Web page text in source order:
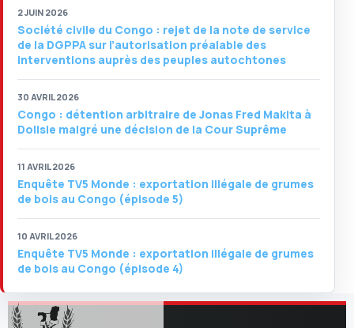
2 JUIN 2026
Société civile du Congo : rejet de la note de service
de la DGPPA sur l’autorisation préalable des
interventions auprès des peuples autochtones
30 AVRIL 2026
Congo : détention arbitraire de Jonas Fred Makita à
Dolisie malgré une décision de la Cour Suprême
11 AVRIL 2026
Enquête TV5 Monde : exportation illégale de grumes
de bois au Congo (épisode 5)
10 AVRIL 2026
Enquête TV5 Monde : exportation illégale de grumes
de bois au Congo (épisode 4)